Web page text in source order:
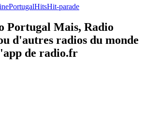
PortugalHitsHit-parade
Portugal Mais, Radio
d'autres radios du monde
de radio.fr